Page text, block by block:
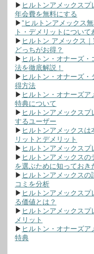
▶ ヒルトンアメックス
年会費を無料にする
▶”ヒルトンアメックス
ト・デメリットについて
▶ ヒルトン アメックス
どっちがお得？
▶ ヒルトン・オナーズ
法を徹底解説！
▶ ヒルトン・オナーズ
得方法
▶ ヒルトン・オナーズ
特典について
▶ ヒルトンアメックス
するユーザー
▶ ヒルトンアメックス
リットとデメリット
▶ ヒルトンアメックスプ
▶ ヒルトンアメックス
を選ぶために知っておき
▶ ヒルトンアメックス
コミを分析
▶ ヒルトンアメックス
る価値とは？
▶ ヒルトンアメックス
メリット
▶ ヒルトン・オナーズ
特典